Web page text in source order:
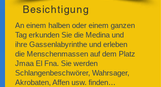
Besichtigung
An einem halben oder einem ganzen
Tag erkunden Sie die Medina und
ihre Gassenlabyrinthe und erleben
die Menschenmassen auf dem Platz
Jmaa El Fna. Sie werden
Schlangenbeschwörer, Wahrsager,
Akrobaten, Affen usw. finden…